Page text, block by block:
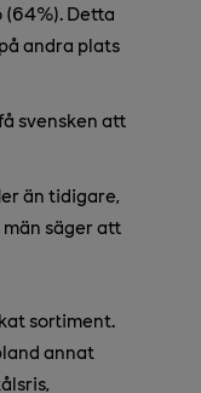
Detta
andra plats
svensken att
än tidigare,
säger att
sortiment.
annat